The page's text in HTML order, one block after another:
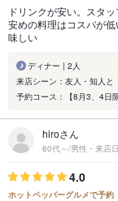
ドリンクが安い。スタ
安めの料理はコスパが
味しい
ディナー | 2人
来店シーン：友人・知人と
予約コース：【8月3、4日
hiroさん
60代～/男性・来店
4.0
ホットペッパーグルメで予約